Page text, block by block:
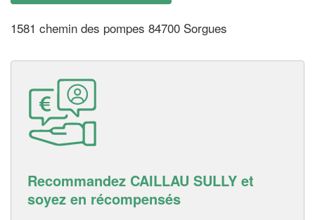
1581 chemin des pompes 84700 Sorgues
Recommandez CAILLAU SULLY et
soyez en récompensés